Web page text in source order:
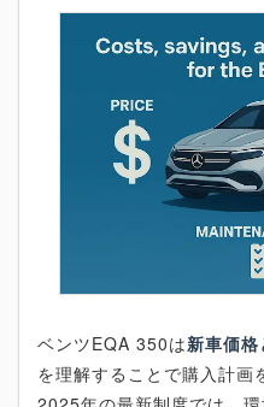
ベンツEQA 350は新車価
を理解することで購入計画